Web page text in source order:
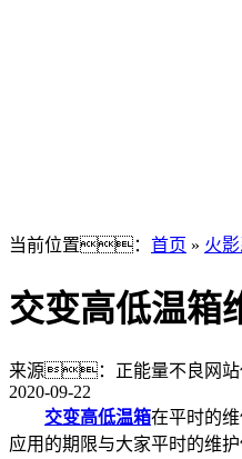
当前位置： 首页 » 火
交变高低温箱
来源：正能量不良网站
2020-09-22
交变高低温箱在平时的
应用的期限与大家平时的